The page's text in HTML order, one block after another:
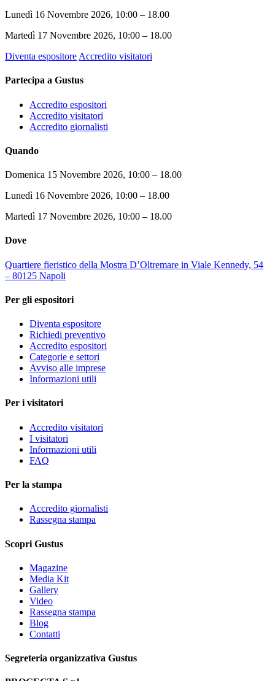
Lunedì 16 Novembre 2026, 10:00 – 18.00
Martedì 17 Novembre 2026, 10:00 – 18.00
Diventa espositore Accredito visitatori
Partecipa a Gustus
Accredito espositori
Accredito visitatori
Accredito giornalisti
Quando
Domenica 15 Novembre 2026, 10:00 – 18.00
Lunedì 16 Novembre 2026, 10:00 – 18.00
Martedì 17 Novembre 2026, 10:00 – 18.00
Dove
Quartiere fieristico della Mostra D’Oltremare in Viale Kennedy, 54
– 80125 Napoli
Per gli espositori
Diventa espositore
Richiedi preventivo
Accredito espositori
Categorie e settori
Avviso alle imprese
Informazioni utili
Per i visitatori
Accredito visitatori
I visitatori
Informazioni utili
FAQ
Per la stampa
Accredito giornalisti
Rassegna stampa
Scopri Gustus
Magazine
Media Kit
Gallery
Video
Rassegna stampa
Blog
Contatti
Segreteria organizzativa Gustus